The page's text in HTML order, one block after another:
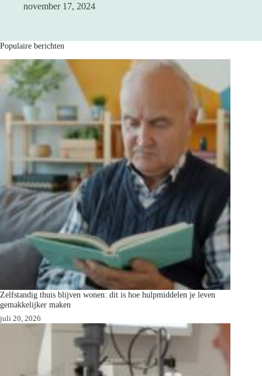
november 17, 2024
Populaire berichten
Zelfstandig thuis blijven wonen: dit is hoe hulpmiddelen je leven
gemakkelijker maken
juli 20, 2026